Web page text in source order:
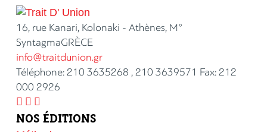
16, rue Kanari, Kolonaki - Athènes, M°
SyntagmaGRÈCE
info@traitdunion.gr
Téléphone: 210 3635268 , 210 3639571 Fax: 212
000 2926
  
NOS ÉDITIONS